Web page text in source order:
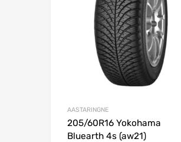
AASTARINGNE
205/60R16 Yokohama
Bluearth 4s (aw21)